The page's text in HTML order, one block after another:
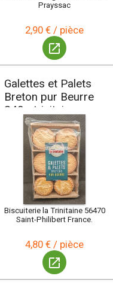
Prayssac
2,90 € / pièce
launch
Galettes et Palets
Breton pur Beurre
240g trinitaine
Biscuiterie la Trinitaine 56470
Saint-Philibert France.
4,80 € / pièce
launch